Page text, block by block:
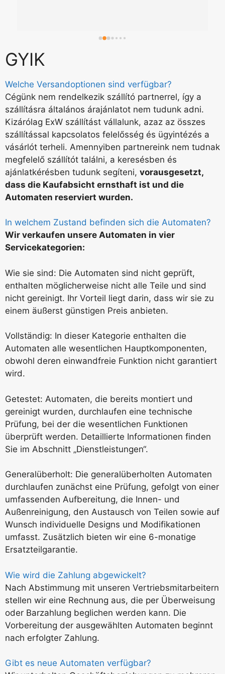
GYIK
Welche Versandoptionen sind verfügbar?
Cégünk nem rendelkezik szállító partnerrel, így a
szállításra általános árajánlatot nem tudunk adni.
Kizárólag ExW szállítást vállalunk, azaz az összes
szállítással kapcsolatos felelősség és ügyintézés a
vásárlót terheli. Amennyiben partnereink nem tudnak
megfelelő szállítót találni, a keresésben és
ajánlatkérésben tudunk segíteni, vorausgesetzt,
dass die Kaufabsicht ernsthaft ist und die
Automaten reserviert wurden.
In welchem Zustand befinden sich die Automaten?
Wir verkaufen unsere Automaten in vier
Servicekategorien:
Wie sie sind: Die Automaten sind nicht geprüft,
enthalten möglicherweise nicht alle Teile und sind
nicht gereinigt. Ihr Vorteil liegt darin, dass wir sie zu
einem äußerst günstigen Preis anbieten.
Vollständig: In dieser Kategorie enthalten die
Automaten alle wesentlichen Hauptkomponenten,
obwohl deren einwandfreie Funktion nicht garantiert
wird.
Getestet: Automaten, die bereits montiert und
gereinigt wurden, durchlaufen eine technische
Prüfung, bei der die wesentlichen Funktionen
überprüft werden. Detaillierte Informationen finden
Sie im Abschnitt „Dienstleistungen“.
Generalüberholt: Die generalüberholten Automaten
durchlaufen zunächst eine Prüfung, gefolgt von einer
umfassenden Aufbereitung, die Innen- und
Außenreinigung, den Austausch von Teilen sowie auf
Wunsch individuelle Designs und Modifikationen
umfasst. Zusätzlich bieten wir eine 6-monatige
Ersatzteilgarantie.
Wie wird die Zahlung abgewickelt?
Nach Abstimmung mit unseren Vertriebsmitarbeitern
stellen wir eine Rechnung aus, die per Überweisung
oder Barzahlung beglichen werden kann. Die
Vorbereitung der ausgewählten Automaten beginnt
nach erfolgter Zahlung.
Gibt es neue Automaten verfügbar?